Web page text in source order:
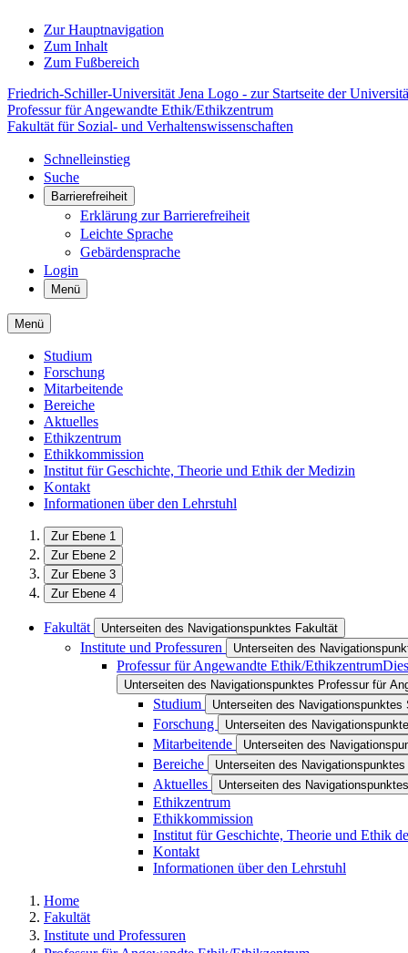
Zur Hauptnavigation
Zum Inhalt
Zum Fußbereich
Friedrich-Schiller-Universität Jena Logo - zur Startseite der
Professur für Angewandte Ethik/Ethikzentrum
Fakultät für Sozial- und Verhaltenswissenschaften
Schnelleinstieg
Suche
Barrierefreiheit
Erklärung zur Barrierefreiheit
Leichte Sprache
Gebärdensprache
Login
Menü
Menü
Studium
Forschung
Mitarbeitende
Bereiche
Aktuelles
Ethikzentrum
Ethikkommission
Institut für Geschichte, Theorie und Ethik der Medizin
Kontakt
Informationen über den Lehrstuhl
Zur Ebene 1
Zur Ebene 2
Zur Ebene 3
Zur Ebene 4
Fakultät Unterseiten des Navigationspunktes Fakultät
Institute und Professuren Unterseiten des
Professur für Angewandte Ethik/Ethikzentrum
Unterseiten des Navigationspunktes Professur für
Studium Unterseiten des Navigationspunktes
Forschung Unterseiten des
Mitarbeitende Unterseiten des
Bereiche Unterseiten des
Aktuelles Unterseiten des
Ethikzentrum
Ethikkommission
Institut für Geschichte, Theorie und Ethik
Kontakt
Informationen über den Lehrstuhl
Home
Fakultät
Institute und Professuren